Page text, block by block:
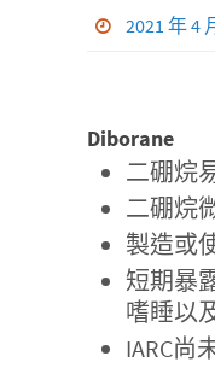
2021 年 4
Diborane
二硼烷
二硼烷
製造或
短期暴
嗜睡以
IARC尚